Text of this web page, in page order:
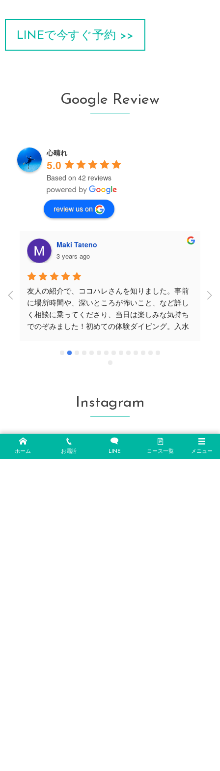
LINEで今すぐ予約 >>
Google Review
心晴れ
5.0
Based on 42 reviews
review us on
Maki Tateno
3 years ago
友人の紹介で、ココハレさんを知りました。事前
に場所時間や、深いところが怖いこと、など詳し
く相談に乗ってくださり、当日は楽しみな気持ち
でのぞみました！初めての体験ダイビング。入水
ざ、海中へ。最初は不安でしたが、手を引いてい
たくさん見れました。お2人のインストラクターさ
んは、とても気さくで、ここでお願いできて、本
当よかったと思います！また行きたいです！
Instagram
メニュー
ホーム お電話 LINE コース一覧